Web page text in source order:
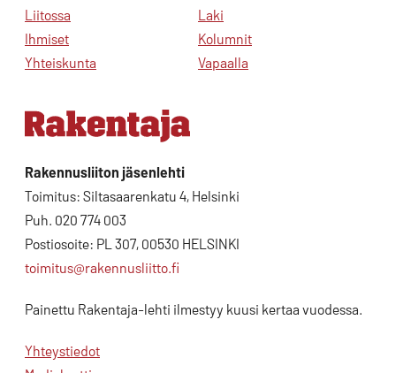
Liitossa
Ihmiset
Yhteiskunta
Laki
Kolumnit
Vapaalla
Rakennusliiton jäsenlehti
Toimitus: Siltasaarenkatu 4, Helsinki
Puh. 020 774 003
Postiosoite: PL 307, 00530 HELSINKI
toimitus@rakennusliitto.fi
Painettu Rakentaja-lehti ilmestyy kuusi kertaa vuodessa.
Yhteystiedot